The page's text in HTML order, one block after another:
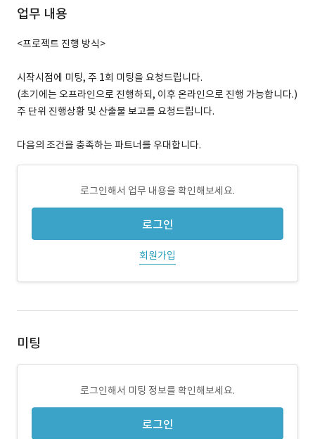
업무 내용
<프로젝트 진행 방식>
시작시점에 미팅, 주 1회 미팅을 요청드립니다.
(초기에는 오프라인으로 진행하되, 이후 온라인으로 진행 가능합니다.)
주 단위 진행상황 및 산출물 보고를 요청드립니다.
다음의 조건을 충족하는 파트너를 우대합니다.
로그인해서 업무 내용을 확인해보세요.
로그인
회원가입
미팅
로그인해서 미팅 정보를 확인해보세요.
로그인